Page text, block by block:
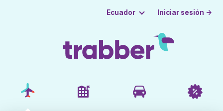
Ecuador Iniciar sesión →